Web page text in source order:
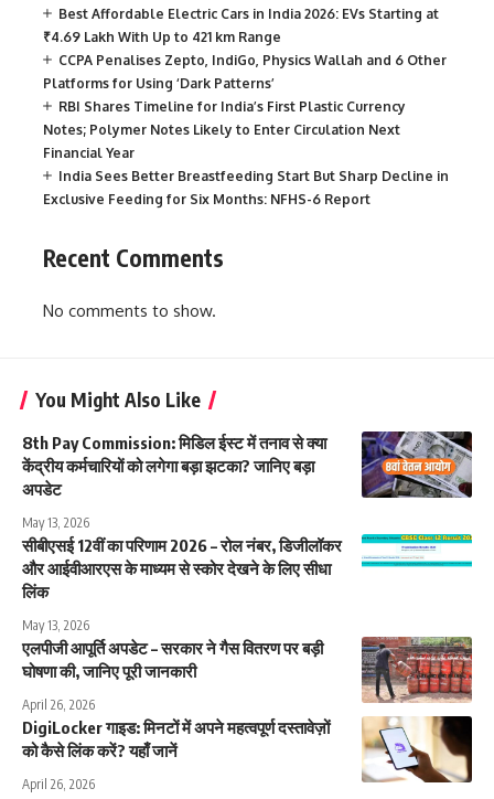
Best Affordable Electric Cars in India 2026: EVs Starting at
₹4.69 Lakh With Up to 421 km Range
CCPA Penalises Zepto, IndiGo, Physics Wallah and 6 Other
Platforms for Using ‘Dark Patterns’
RBI Shares Timeline for India’s First Plastic Currency
Notes; Polymer Notes Likely to Enter Circulation Next
Financial Year
India Sees Better Breastfeeding Start But Sharp Decline in
Exclusive Feeding for Six Months: NFHS-6 Report
Recent Comments
No comments to show.
You Might Also Like
8th Pay Commission: मिडिल ईस्ट में तनाव से क्या
केंद्रीय कर्मचारियों को लगेगा बड़ा झटका? जानिए बड़ा
अपडेट
May 13, 2026
सीबीएसई 12वीं का परिणाम 2026 – रोल नंबर, डिजीलॉकर
और आईवीआरएस के माध्यम से स्कोर देखने के लिए सीधा
लिंक
May 13, 2026
एलपीजी आपूर्ति अपडेट – सरकार ने गैस वितरण पर बड़ी
घोषणा की, जानिए पूरी जानकारी
April 26, 2026
DigiLocker गाइड: मिनटों में अपने महत्वपूर्ण दस्तावेज़ों
को कैसे लिंक करें? यहाँ जानें
April 26, 2026